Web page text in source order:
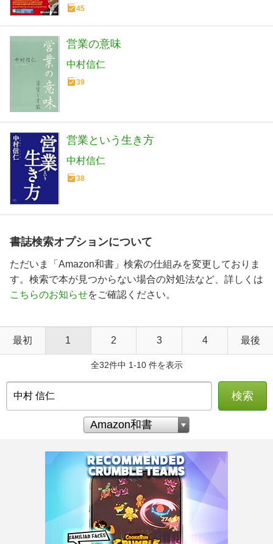
45
営業の意味
中村信仁
39
営業という生き方
中村信仁
38
書誌検索オプションについて
ただいま「Amazon和書」検索の仕組みを変更しておりま
す。検索で本が見つからない場合の対処法など、詳しくは
こちらのお知らせをご確認ください。
最初 1 2 3 4 最後
全32件中 1-10 件を表示
検索